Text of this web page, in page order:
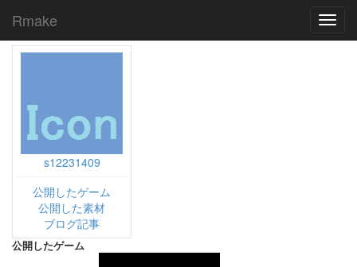
Rmake
s12231409
公開したゲーム
公開した素材
ブログ記事
公開したゲーム